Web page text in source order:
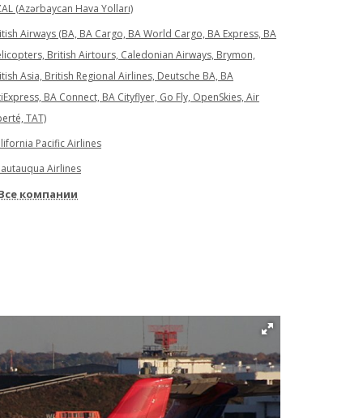
(Azərbaycan Hava Yolları)
Airways (BA, BA Cargo, BA World Cargo, BA Express, BA
British Airtours, Caledonian Airways, Brymon,
Asia, British Regional Airlines, Deutsche BA, BA
BA Connect, BA Cityflyer, Go Fly, OpenSkies, Air
TAT)
Pacific Airlines
Airlines
компании